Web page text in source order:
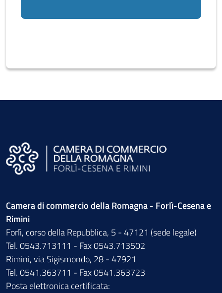
Camera di commercio della Romagna - Forlì-Cesena e
Rimini
Forlì, corso della Repubblica, 5 - 47121 (sede legale)
Tel. 0543.713111 - Fax 0543.713502
Rimini, via Sigismondo, 28 - 47921
Tel. 0541.363711 - Fax 0541.363723
Posta elettronica certificata: